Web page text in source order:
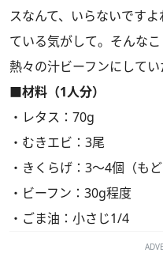
スなんて、いらないです
ている気がして。そんな
熱々の汁ビーフンにしてい
■材料（1人分）
・レタス：70g
・むきエビ：3尾
・きくらげ：3～4個（もど
・ビーフン：30g程度
・ごま油：小さじ1/4